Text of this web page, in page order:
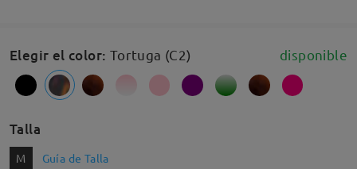
Elegir el color: Tortuga (C2) disponible
Talla
M Guía de Talla